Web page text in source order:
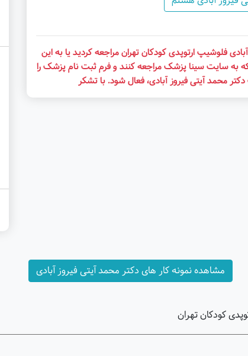
فلوشیپ ارتوپدی کودکان تهران مراجعه کردید یا به این
به سایت سینا پزشک مراجعه کنند و فرم ثبت نام پزشک را
محمد آیتی فیروز آبادی، فعال شود. با تشکر
مشاهده نمونه کار های دکتر محمد آیتی فیروز آبادی
کودکان تهران